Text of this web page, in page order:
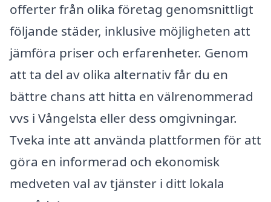
offerter från olika företag genomsnittligt
följande städer, inklusive möjligheten att
jämföra priser och erfarenheter. Genom
att ta del av olika alternativ får du en
bättre chans att hitta en välrenommerad
vvs i Vångelsta eller dess omgivningar.
Tveka inte att använda plattformen för att
göra en informerad och ekonomisk
medveten val av tjänster i ditt lokala